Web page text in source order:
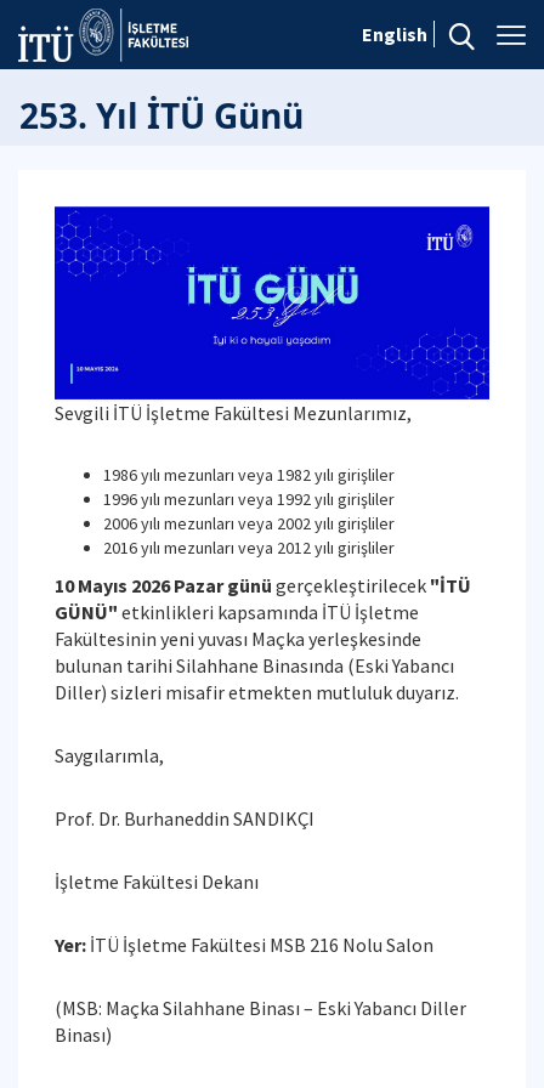
English
253. Yıl İTÜ Günü
Sevgili İTÜ İşletme Fakültesi Mezunlarımız,
1986 yılı mezunları veya 1982 yılı girişliler
1996 yılı mezunları veya 1992 yılı girişliler
2006 yılı mezunları veya 2002 yılı girişliler
2016 yılı mezunları veya 2012 yılı girişliler
10 Mayıs 2026 Pazar günü gerçekleştirilecek "İTÜ
GÜNÜ" etkinlikleri kapsamında İTÜ İşletme
Fakültesinin yeni yuvası Maçka yerleşkesinde
bulunan tarihi Silahhane Binasında (Eski Yabancı
Diller) sizleri misafir etmekten mutluluk duyarız.
Saygılarımla,
Prof. Dr. Burhaneddin SANDIKÇI
İşletme Fakültesi Dekanı
Yer: İTÜ İşletme Fakültesi MSB 216 Nolu Salon
(MSB: Maçka Silahhane Binası – Eski Yabancı Diller
Binası)